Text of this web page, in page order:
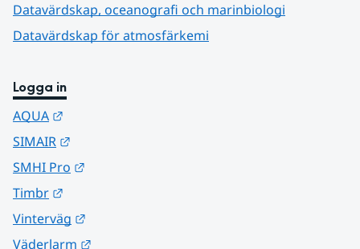
Datavärdskap, oceanografi och marinbiologi
Datavärdskap för atmosfärkemi
Logga in
AQUA
SIMAIR
SMHI Pro
Timbr
Vinterväg
Väderlarm